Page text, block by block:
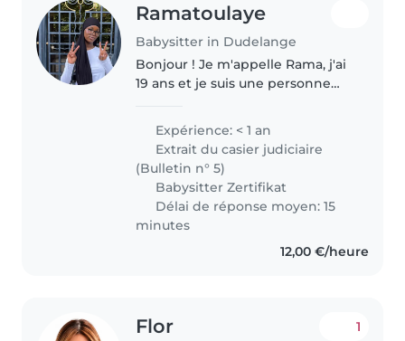
Ramatoulaye
Babysitter in Dudelange
Bonjour ! Je m'appelle Rama, j'ai
19 ans et je suis une personne
d'humour, qui aime bien passer
du temps avec les enfants. J'ai
un certificat babysitting..
Expérience: < 1 an
Extrait du casier judiciaire
(Bulletin n° 5)
Babysitter Zertifikat
Délai de réponse moyen: 15
minutes
12,00 €/heure
Flor 1